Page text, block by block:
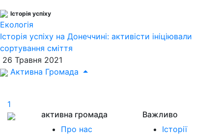
Історія успіху
Екологія
Історія успіху на Донеччині: активісти ініціювали
сортування сміття
26 Травня 2021
Активна Громада
1
активна громада
Про нас
Важливо
Історії